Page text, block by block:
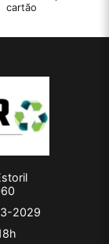
cartão
2029